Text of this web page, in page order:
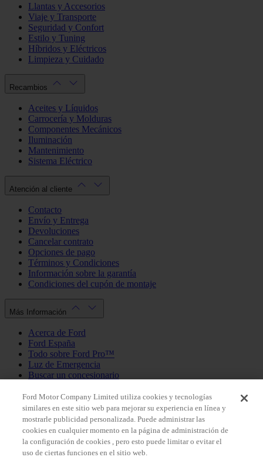
Llantas y Accesorios
Viaje y Transporte
Seguridad y Confort
Estilo y Tuning
Híbridos y Eléctricos
Limpieza y Cuidado
Recambios
Aceites y Líquidos
Carrocería y Molduras
Componentes Mecánicos
Iluminación
Mantenimiento
Sistema Eléctrico
Atención al cliente
Contacto
Envío y Entrega
Devoluciones
Cancelar contrato
Opciones de pago
Términos y Condiciones
Información sobre la garantía
Condiciones del cupón de montaje
Más Información
Acerca de Ford
Ford España
Todo sobre Ford Pro™
Luz de Emergencia
Buscar un concesionario
Política de privacidad
Mi Cuenta
Iniciar sesión / Registrarse
Ford Motor Company Limited utiliza cookies y tecnologías
similares en este sitio web para mejorar su experiencia en línea y
mostrarle publicidad personalizada. Puede administrar las
cookies en cualquier momento en la página de administración de
la configuración de cookies , pero esto puede limitar o evitar el
uso de ciertas funciones en el sitio web.